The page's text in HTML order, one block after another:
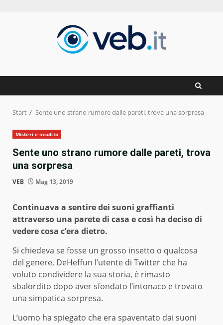
Start Sente uno strano rumore dalle pareti, trova una sorpresa
Misteri e insolito
Sente uno strano rumore dalle pareti, trova
una sorpresa
VEB Mag 13, 2019
Continuava a sentire dei suoni graffianti
attraverso una parete di casa e così ha deciso di
vedere cosa c’era dietro.
Si chiedeva se fosse un grosso insetto o qualcosa
del genere, DeHeffun l’utente di Twitter che ha
voluto condividere la sua storia, è rimasto
sbalordito dopo aver sfondato l’intonaco e trovato
una simpatica sorpresa.
L’uomo ha spiegato che era spaventato dai suoni